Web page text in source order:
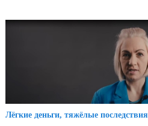
Лёгкие деньги, тяжёлые последствия